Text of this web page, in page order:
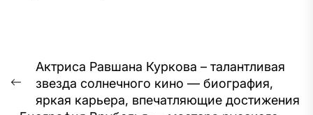
Навигация
по
Предыдущая
запись:
Актриса Равшана Куркова – талантливая
звезда солнечного кино — биография,
яркая карьера, впечатляющие достижения